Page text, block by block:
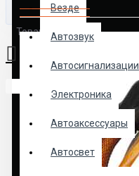
Везде
Автозвук
Автосигнализации
Электроника
Автоаксессуары
Автосвет
Товаров: 0 (0.00р.)